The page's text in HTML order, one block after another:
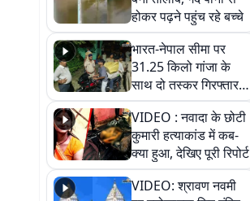
होकर पढ़ने पहुंच रहे बच्चे
भारत-नेपाल सीमा पर
31.25 किलो गांजा के
साथ दो तस्कर गिरफ्तार,
नेपाली नंबर की बाइक
जब्त
VIDEO : नवादा के छोटी
कुमारी हत्याकांड में कब-
क्या हुआ, देखिए पूरी रिपोर्ट
VIDEO: श्रावण नवमी